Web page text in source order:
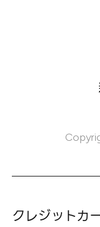
クレジットカ